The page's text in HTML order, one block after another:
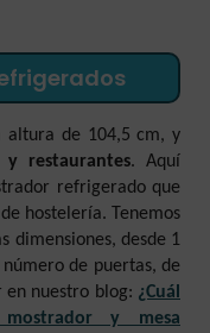
altura de 104,5 cm, y
y restaurantes. Aquí
refrigerado que
hostelería. Tenemos
dimensiones, desde 1
de puertas, de
en nuestro blog: ¿Cuál
y mesa